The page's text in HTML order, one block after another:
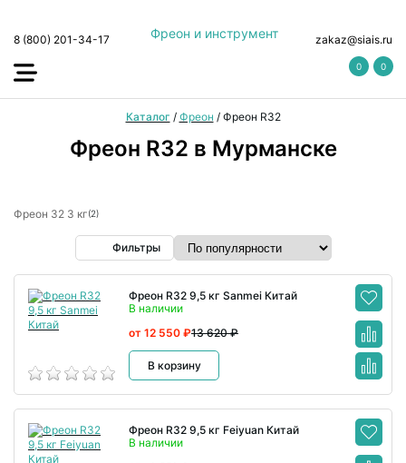
Фреон и инструмент
8 (800) 201-34-17 zakaz@siais.ru
0 0
Каталог / Фреон / Фреон R32
Фреон R32 в Мурманске
Фреон 32 3 кг(2)
Фильтры
Фреон R32 9,5 кг Sanmei Китай
В наличии
13 620 ₽
от 12 550 ₽
В корзину
Фреон R32 9,5 кг Feiyuan Китай
В наличии